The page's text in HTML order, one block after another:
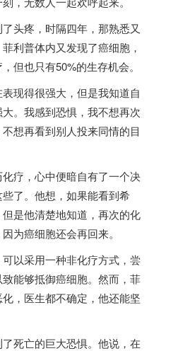
头疼，时隔四年，那熟悉又
利普体内又发现了癌细胞，
但也只有50%的生存机会。
现得很强大，但是我知道自
。我感到恐惧，我不想再次
想再看到别人投来同情的目
疗，心中便暗自有了一个决
了。他想，如果能看到希
是他清楚地知道，再次的化
为癌细胞还会再回来。
以采用一种非化疗方式，尝
能够抵御癌细胞。然而，菲
，医生都不确定，他还能坚
死亡的巨大恐惧。他说，在